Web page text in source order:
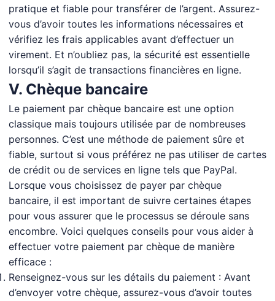
pratique et fiable pour transférer de l’argent. Assurez-
vous d’avoir toutes les informations nécessaires et
vérifiez les frais applicables avant d’effectuer un
virement. Et n’oubliez pas, la sécurité est essentielle
lorsqu’il s’agit de transactions financières en ligne.
V. Chèque bancaire
Le paiement par chèque bancaire est une option
classique mais toujours utilisée par de nombreuses
personnes. C’est une méthode de paiement sûre et
fiable, surtout si vous préférez ne pas utiliser de cartes
de crédit ou de services en ligne tels que PayPal.
Lorsque vous choisissez de payer par chèque
bancaire, il est important de suivre certaines étapes
pour vous assurer que le processus se déroule sans
encombre. Voici quelques conseils pour vous aider à
effectuer votre paiement par chèque de manière
efficace :
Renseignez-vous sur les détails du paiement : Avant
d’envoyer votre chèque, assurez-vous d’avoir toutes